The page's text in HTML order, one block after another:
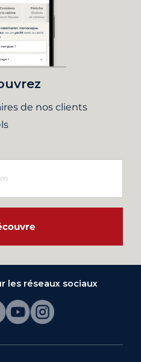
de nos clients
les réseaux sociaux